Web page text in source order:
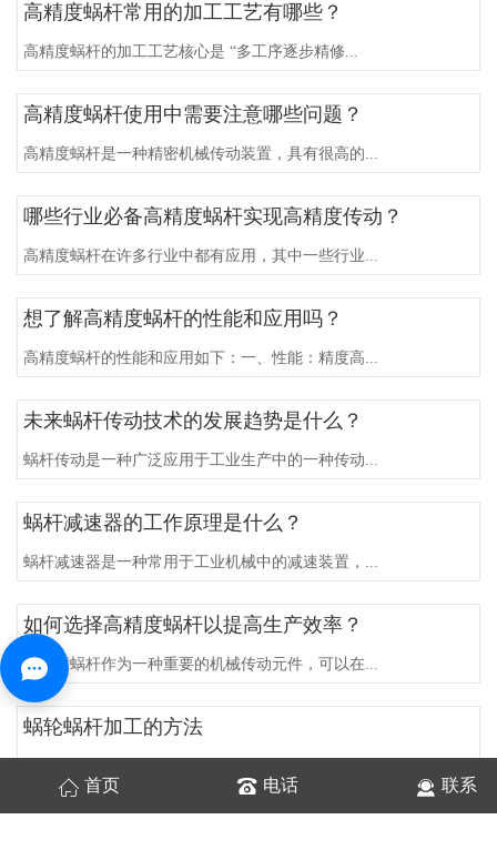
高精度蜗杆常用的加工工艺有哪些？
高精度蜗杆的加工工艺核心是 “多工序逐步精修...
高精度蜗杆使用中需要注意哪些问题？
高精度蜗杆是一种精密机械传动装置，具有很高的...
哪些行业必备高精度蜗杆实现高精度传动？
高精度蜗杆在许多行业中都有应用，其中一些行业...
想了解高精度蜗杆的性能和应用吗？
高精度蜗杆的性能和应用如下：一、性能：精度高...
未来蜗杆传动技术的发展趋势是什么？
蜗杆传动是一种广泛应用于工业生产中的一种传动...
蜗杆减速器的工作原理是什么？
蜗杆减速器是一种常用于工业机械中的减速装置，...
如何选择高精度蜗杆以提高生产效率？
高精度蜗杆作为一种重要的机械传动元件，可以在...
蜗轮蜗杆加工的方法
首页 电话 联系